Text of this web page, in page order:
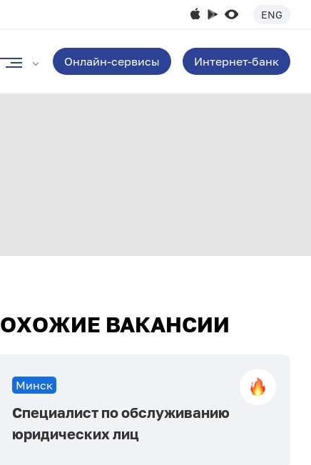
ENG
Онлайн-сервисы Интернет-банк
ВАКАНСИИ
Минск
Специалист по обслуживанию
юридических лиц